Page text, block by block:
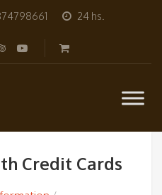
24 hs.
Credit Cards